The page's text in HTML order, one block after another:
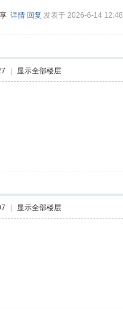
详情 回复 发表于 2026-6-14 12:48
显示全部楼层
显示全部楼层